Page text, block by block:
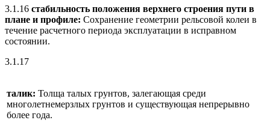
3.1.16 стабильность положения верхнего строения пути в
плане и профиле: Сохранение геометрии рельсовой колеи в
течение расчетного периода эксплуатации в исправном
состоянии.
3.1.17
талик: Толща талых грунтов, залегающая среди
многолетнемерзлых грунтов и существующая непрерывно
более года.